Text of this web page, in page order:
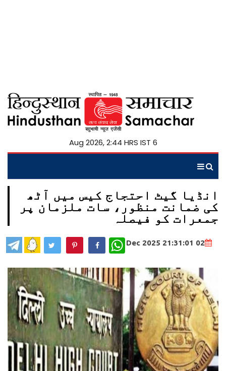
6 Aug 2026, 2:44 HRS IST
انڈیا گیٹ احتجاج کیس میں آٹھ
کی ضمانت منظور، سات ملزمان پر
جمعرات کو فیصلہ
02 Dec 2025 21:31:01
WhatsApp